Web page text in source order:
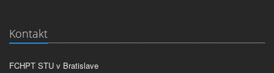
Kontakt
FCHPT STU v Bratislave